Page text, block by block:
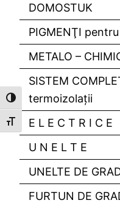
Toggle High Contrast
Toggle Font size
DOMOSTUK
PIGMENŢI
METALO –
SISTEM
termoizolaţii
E L E C T R I C E
U N E L T E
UNELTE DE
FURTUN DE